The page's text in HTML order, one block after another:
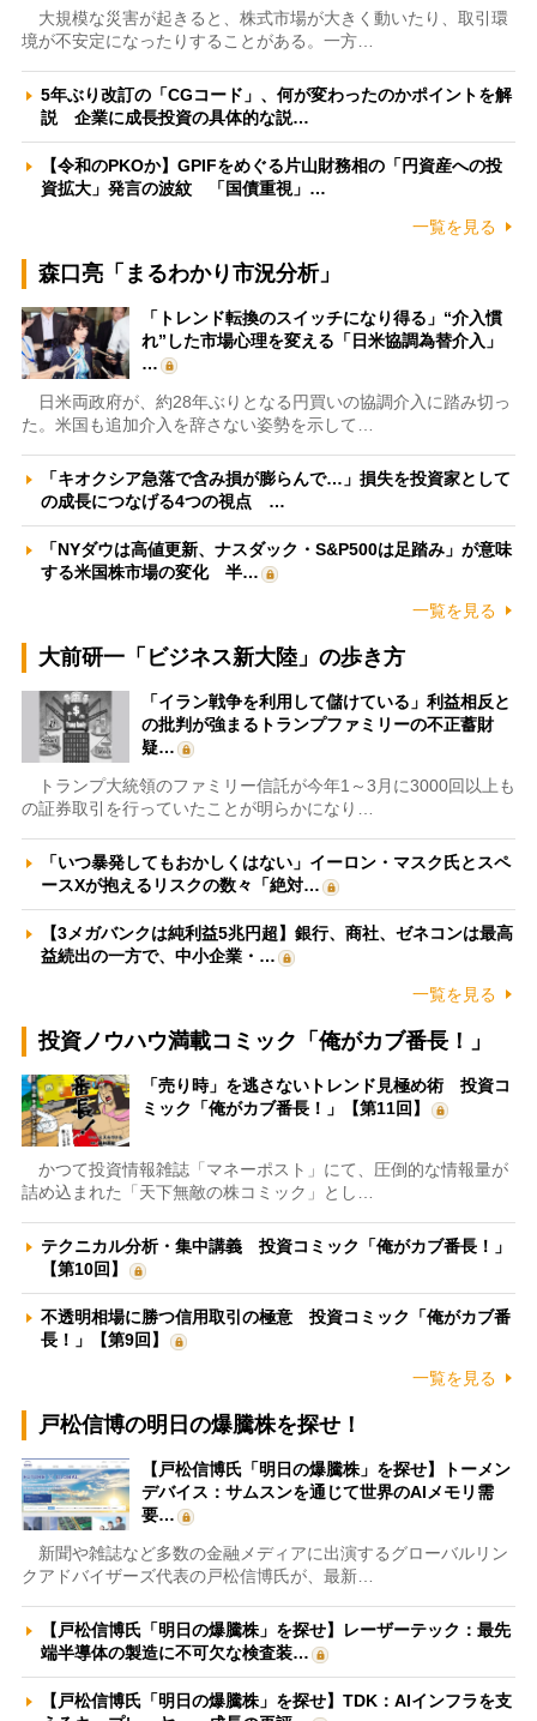
大規模な災害が起きると、株式市場が大きく動いたり、取引環
境が不安定になったりすることがある。一方…
5年ぶり改訂の「CGコード」、何が変わったのかポイントを解
説 企業に成長投資の具体的な説…
【令和のPKOか】GPIFをめぐる片山財務相の「円資産への投
資拡大」発言の波紋 「国債重視」…
一覧を見る
森口亮「まるわかり市況分析」
「トレンド転換のスイッチになり得る」“介入慣
れ”した市場心理を変える「日米協調為替介入」
…
日米両政府が、約28年ぶりとなる円買いの協調介入に踏み切っ
た。米国も追加介入を辞さない姿勢を示して…
「キオクシア急落で含み損が膨らんで…」損失を投資家として
の成長につなげる4つの視点 …
「NYダウは高値更新、ナスダック・S&P500は足踏み」が意味
する米国株市場の変化 半…
一覧を見る
大前研一「ビジネス新大陸」の歩き方
「イラン戦争を利用して儲けている」利益相反と
の批判が強まるトランプファミリーの不正蓄財
疑…
トランプ大統領のファミリー信託が今年1～3月に3000回以上も
の証券取引を行っていたことが明らかになり…
「いつ暴発してもおかしくはない」イーロン・マスク氏とスペ
ースXが抱えるリスクの数々「絶対…
【3メガバンクは純利益5兆円超】銀行、商社、ゼネコンは最高
益続出の一方で、中小企業・…
一覧を見る
投資ノウハウ満載コミック「俺がカブ番長！」
「売り時」を逃さないトレンド見極め術 投資コ
ミック「俺がカブ番長！」【第11回】
かつて投資情報雑誌「マネーポスト」にて、圧倒的な情報量が
詰め込まれた「天下無敵の株コミック」とし…
テクニカル分析・集中講義 投資コミック「俺がカブ番長！」
【第10回】
不透明相場に勝つ信用取引の極意 投資コミック「俺がカブ番
長！」【第9回】
一覧を見る
戸松信博の明日の爆騰株を探せ！
【戸松信博氏「明日の爆騰株」を探せ】トーメン
デバイス：サムスンを通じて世界のAIメモリ需
要…
新聞や雑誌など多数の金融メディアに出演するグローバルリン
クアドバイザーズ代表の戸松信博氏が、最新…
【戸松信博氏「明日の爆騰株」を探せ】レーザーテック：最先
端半導体の製造に不可欠な検査装…
【戸松信博氏「明日の爆騰株」を探せ】TDK：AIインフラを支